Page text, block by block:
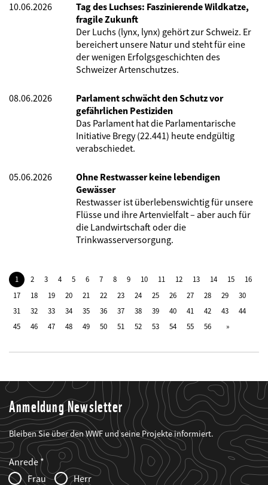
10.06.2026
Tag des Luchses: Faszinierende Wildkatze,
fragile Zukunft
Der Luchs (lynx, lynx) gehört zur Schweiz. Er
bereichert unsere Natur und steht für eine
der wenigen Erfolgsgeschichten des
Schweizer Artenschutzes.
08.06.2026
Parlament schwächt den Schutz vor
gefährlichen Pestiziden
Das Parlament hat die Parlamentarische
Initiative Bregy (22.441) heute endgültig
verabschiedet.
05.06.2026
Ohne Restwasser keine lebendigen
Gewässer
Restwasser ist überlebenswichtig für unsere
Flüsse und ihre Artenvielfalt – aber auch für
die Landwirtschaft oder die
Trinkwasserversorgung.
1 2 3 4 5 6 7 8 9 10 11 12 13 14 15
16
17
18 19 20 21 22 23 24 25 26 27 28 29
30
31
32 33 34 35 36 37 38 39 40 41 42 43
44
45
46 47 48 49 50 51 52 53 54 55 56
Anmeldung Newsletter
Bleiben Sie über den WWF und seine Projekte informiert.
Web2Case
Infofelder
Fieldset
anrede_name
Anrede
Frau
Herr